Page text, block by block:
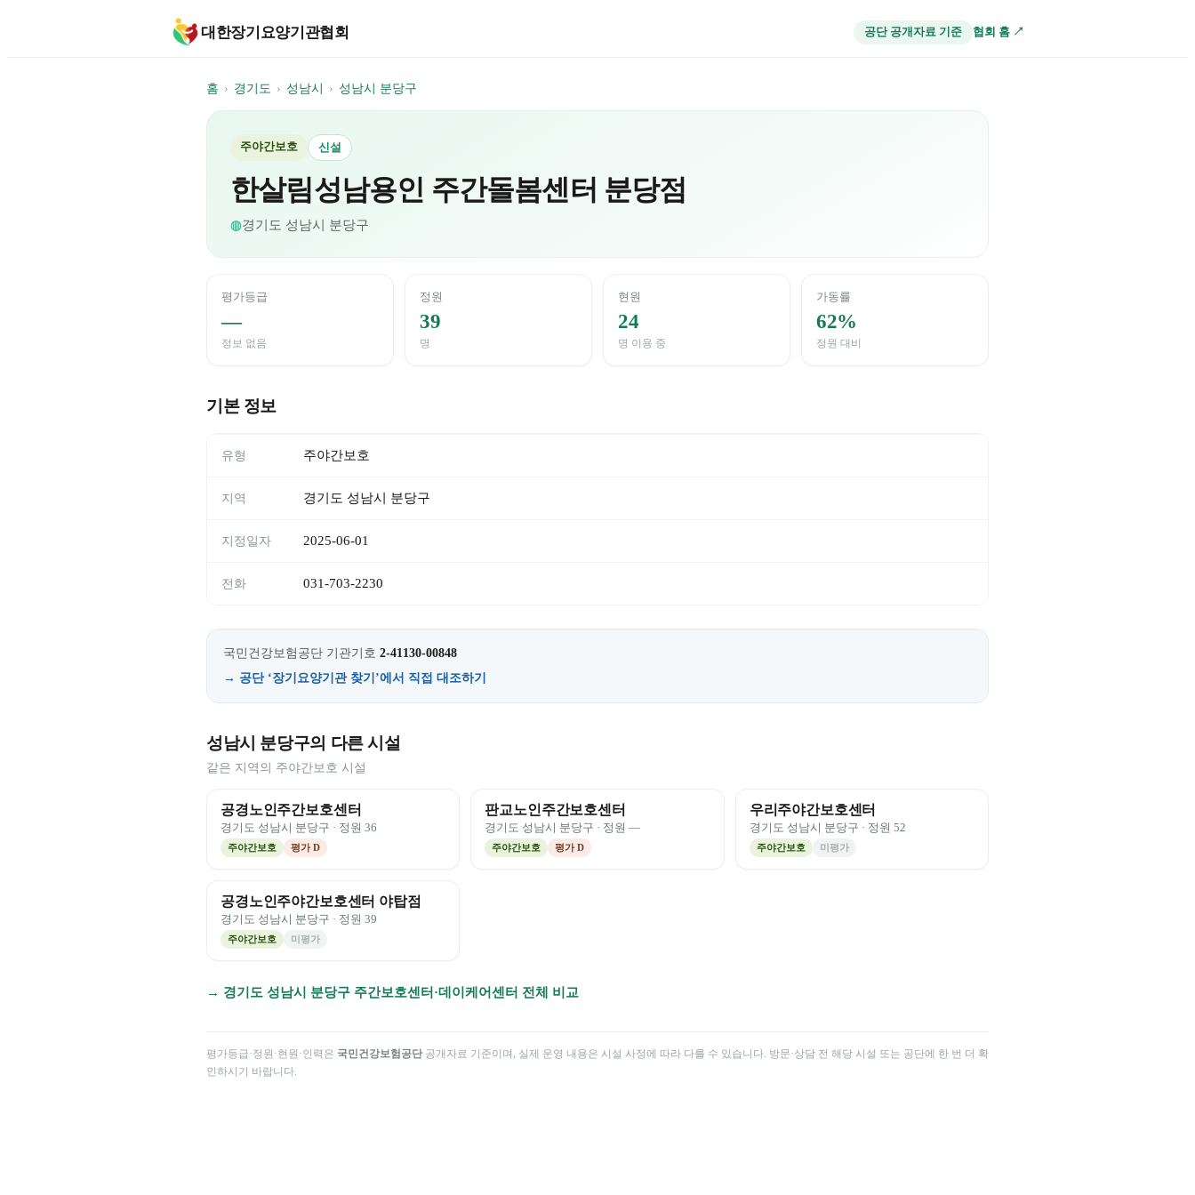
대한장기요양기관협회 공단 공개자료 기준 협회 홈 ↗
홈 › 경기도 › 성남시 › 성남시 분당구
주야간보호 신설
한살림성남용인 주간돌봄센터 분당점
◍경기도 성남시 분당구
평가등급
—
정보 없음
정원
39
명
현원
24
명 이용 중
가동률
62%
정원 대비
기본 정보
유형 주야간보호
지역 경기도 성남시 분당구
지정일자 2025-06-01
전화 031-703-2230
국민건강보험공단 기관기호 2-41130-00848
→ 공단 ‘장기요양기관 찾기’에서 직접 대조하기
성남시 분당구의 다른 시설
같은 지역의 주야간보호 시설
공경노인주간보호센터
경기도 성남시 분당구 · 정원 36
주야간보호 평가D
판교노인주간보호센터
경기도 성남시 분당구 · 정원—
주야간보호 평가D
우리주야간보호센터
경기도 성남시 분당구 · 정원 52
주야간보호 미평가
공경노인주야간보호센터 야탑점
경기도 성남시 분당구 · 정원 39
주야간보호 미평가
→ 경기도 성남시 분당구 주간보호센터·데이케어센터 전체 비교
평가등급·정원·현원·인력은 국민건강보험공단 공개자료 기준이며, 실제 운영 내용은 시설 사정에 따라 다를 수 있습니다. 방문·상담 전 해당 시설 또는 공단에 한 번 더 확
인하시기 바랍니다.